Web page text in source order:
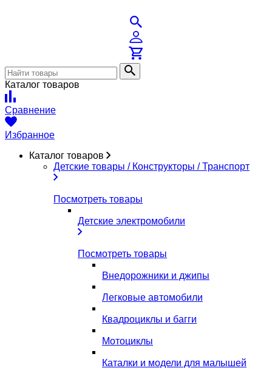
Каталог товаров
Сравнение
Избранное
Каталог товаров
Детские товары / Конструкторы / Транспорт
Посмотреть товары
Детские электромобили
Посмотреть товары
Внедорожники и джипы
Легковые автомобили
Квадроциклы и багги
Мотоциклы
Каталки и модели для малышей